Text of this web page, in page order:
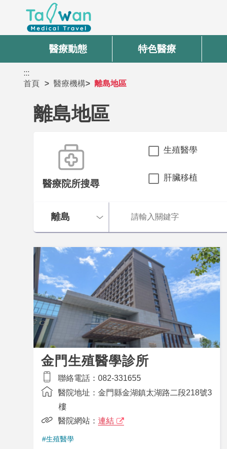
醫療動態 特色醫療
:::
首頁
醫療機構 離島地區
離島地區
醫療院所搜尋
生殖醫學
肝臟移植
金門生殖醫學診所
聯絡電話：082-331655
醫院地址：金門縣金湖鎮太湖路二段218號3
樓
醫院網站：連結
#生殖醫學